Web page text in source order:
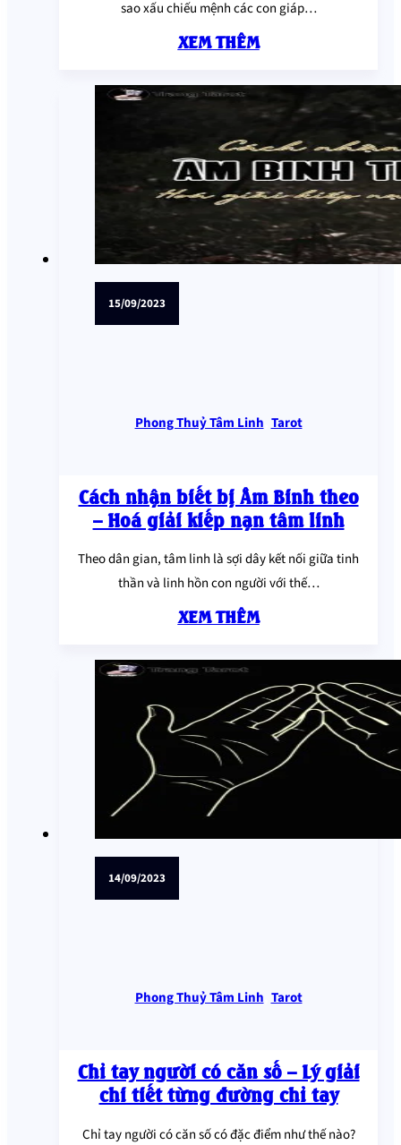
sao xấu chiếu mệnh các con giáp…
XEM THÊM
15/09/2023
Phong Thuỷ Tâm Linh Tarot
Cách nhận biết bị Âm Binh theo
– Hoá giải kiếp nạn tâm linh
Theo dân gian, tâm linh là sợi dây kết nối giữa tinh
thần và linh hồn con người với thế…
XEM THÊM
14/09/2023
Phong Thuỷ Tâm Linh,Tarot
Chỉ tay người có căn số – Lý giải
chi tiết từng đường chỉ tay
Chỉ tay người có căn số có đặc điểm như thế nào?